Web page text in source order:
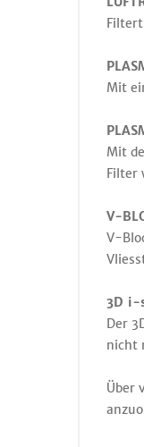
Mit
Mit
Filter
V-
V-
3D i-
Der
nicht
Über